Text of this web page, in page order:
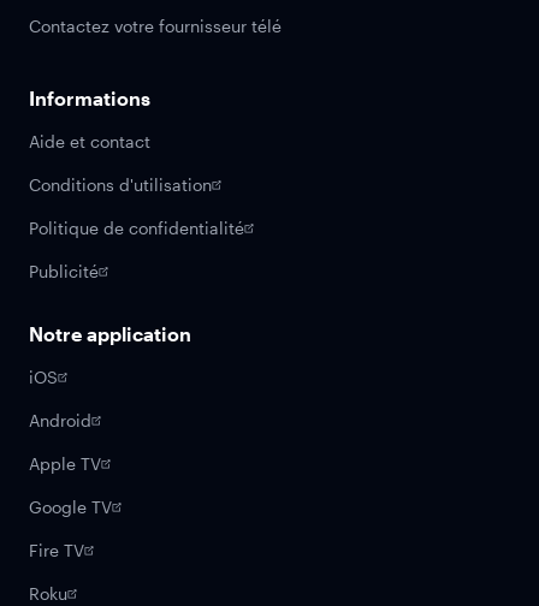
Contactez votre fournisseur télé
Informations
Aide et contact
Conditions d'utilisation
Politique de confidentialité
Publicité
Notre application
iOS
Android
Apple TV
Google TV
Fire TV
Roku